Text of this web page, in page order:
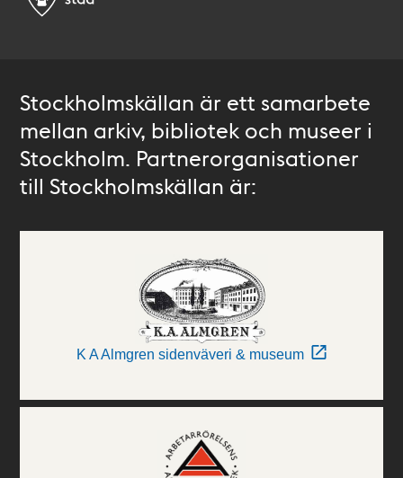
Stockholmskällan är ett samarbete
mellan arkiv, bibliotek och museer i
Stockholm. Partnerorganisationer
till Stockholmskällan är:
K A Almgren sidenväveri & museum